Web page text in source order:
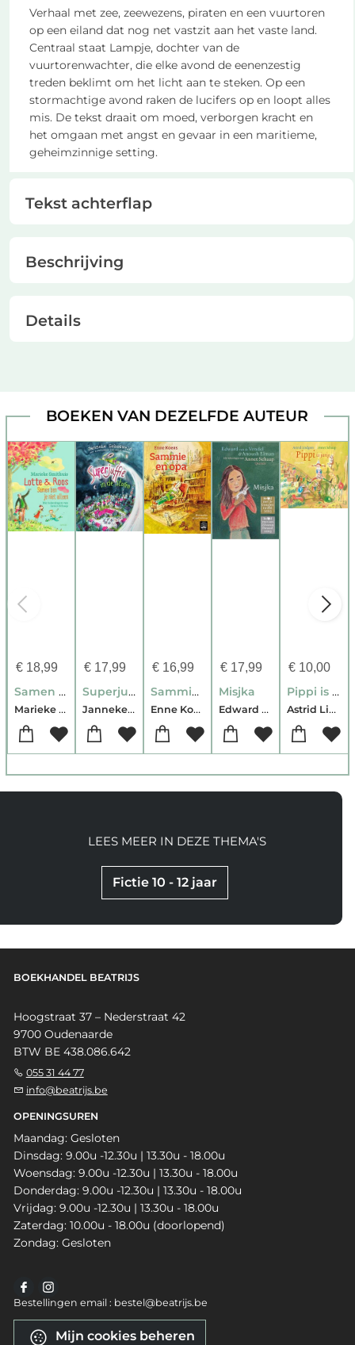
Verhaal met zee, zeewezens, piraten en een vuurtoren
op een eiland dat nog net vastzit aan het vaste land.
Centraal staat Lampje, dochter van de
vuurtorenwachter, die elke avond de eenenzestig
treden beklimt om het licht aan te steken. Op een
stormachtige avond raken de lucifers op en loopt alles
mis. De tekst draait om moed, verborgen kracht en
het omgaan met angst en gevaar in een maritieme,
geheimzinnige setting.
Tekst achterflap
Beschrijving
Details
BOEKEN VAN DEZELFDE AUTEUR
€18,99
Samen ben je niet alleen
Marieke Smithuis
€17,99
Superjuffie in de storm
Janneke Schotveld
€ 16,99
Sammie en opa
Enne Koens
€ 17,99
Misjka
Edward van de Vendel-Anoush Elman
€ 10,00
Pippi is jarig
Astrid Lindgren
Fictie 10 - 12 jaar
LEES MEER IN DEZE THEMA'S
BOEKHANDEL BEATRIJS
Hoogstraat 37 – Nederstraat 42
9700 Oudenaarde
BTW BE 438.086.642
055 31 44 77
info@beatrijs.be
OPENINGSUREN
Maandag: Gesloten
Dinsdag: 9.00u -12.30u | 13.30u - 18.00u
Woensdag: 9.00u -12.30u | 13.30u - 18.00u
Donderdag: 9.00u -12.30u | 13.30u - 18.00u
Vrijdag: 9.00u -12.30u | 13.30u - 18.00u
Zaterdag: 10.00u - 18.00u (doorlopend)
Zondag: Gesloten
Bestellingen email : bestel@beatrijs.be
Mijn cookies beheren